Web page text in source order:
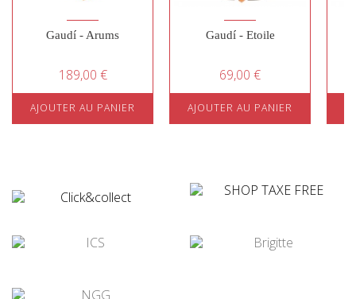
Gaudí - Arums
189,00 €
AJOUTER AU PANIER
Gaudí - Etoile
69,00 €
AJOUTER AU PANIER